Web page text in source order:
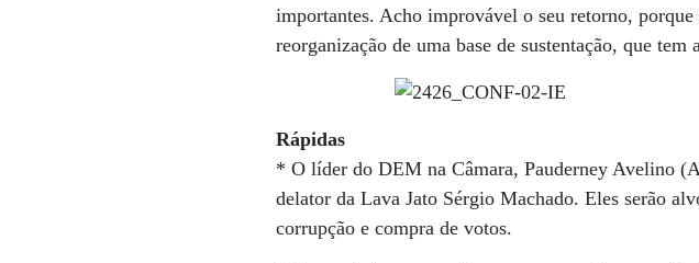
importantes. Acho improvável o seu retorno,
reorganização de uma base de sustentação, que
Rápidas
* O líder do DEM na Câmara, Pauderney Avelino
delator da Lava Jato Sérgio Machado. Eles serão
corrupção e compra de votos.